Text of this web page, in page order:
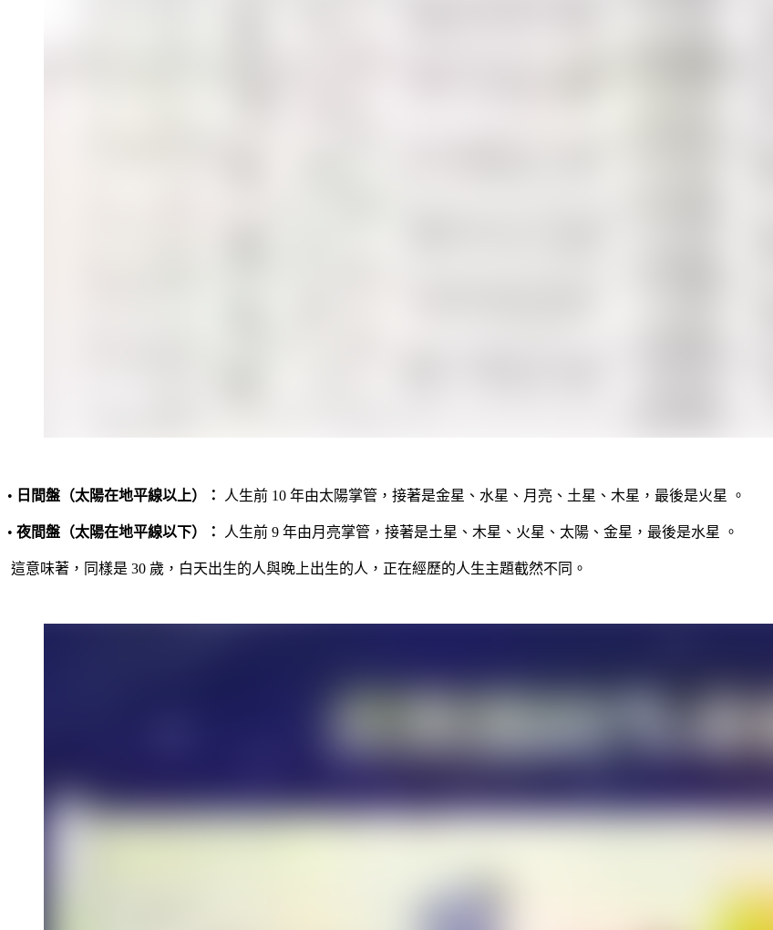
• 日間盤（太陽在地平線以上）： 人生前 10 年由太陽掌管，接著是金星、水星、月亮、土星、木星，最後是火星 。
• 夜間盤（太陽在地平線以下）： 人生前 9 年由月亮掌管，接著是土星、木星、火星、太陽、金星，最後是水星 。
這意味著，同樣是 30 歲，白天出生的人與晚上出生的人，正在經歷的人生主題截然不同。